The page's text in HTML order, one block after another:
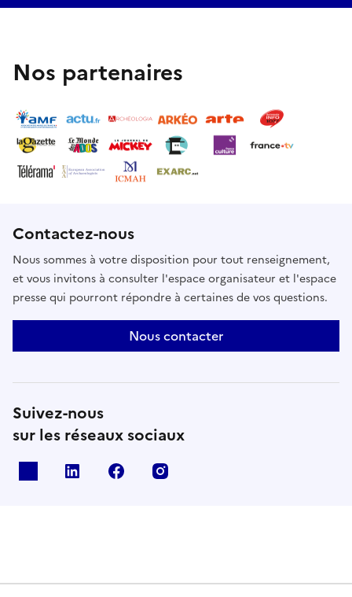
Nos partenaires
Contactez-nous
Nous sommes à votre disposition pour tout renseignement,
et vous invitons à consulter l'espace organisateur et l'espace
presse qui pourront répondre à certaines de vos questions.
Nous contacter
Suivez-nous
sur les réseaux sociaux
Linkedin Facebook